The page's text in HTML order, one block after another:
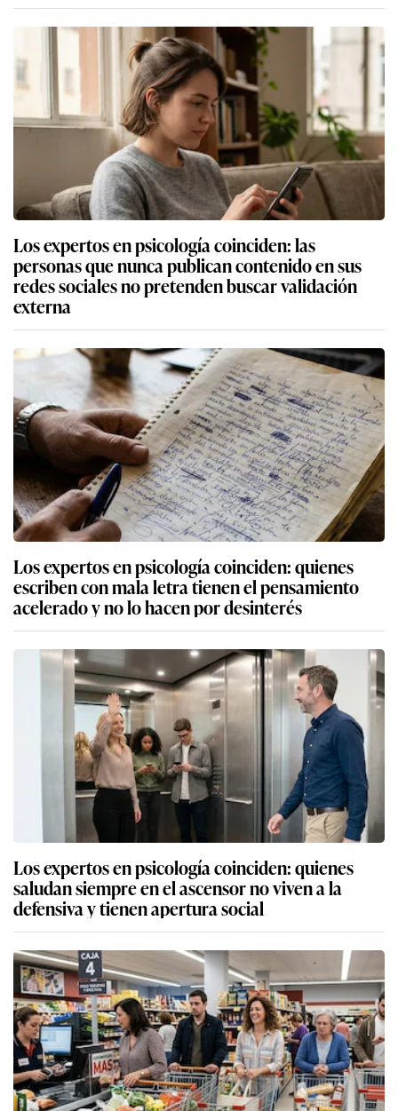
Los expertos en psicología coinciden: las
personas que nunca publican contenido en sus
redes sociales no pretenden buscar validación
externa
Los expertos en psicología coinciden: quienes
escriben con mala letra tienen el pensamiento
acelerado y no lo hacen por desinterés
Los expertos en psicología coinciden: quienes
saludan siempre en el ascensor no viven a la
defensiva y tienen apertura social